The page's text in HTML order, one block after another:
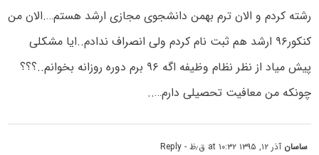
رشته کردم و الان ترم بهمن دانشجوی مجازی ارشد هستم….الان من
کنکور۹۶ ارشد هم ثبت نام کردم ولی انصراف ندادم..ایا مشکلی
پیش میاد از نظر نظام وظیفه اگه ۹۶ برم دوره روزانه بخوانم..؟؟؟
چونکه من معافیت تحصیلی دارم…..
ساسان آذر ۱۲, ۱۳۹۵ at ۱۰:۳۲ ق٫ظ - Reply